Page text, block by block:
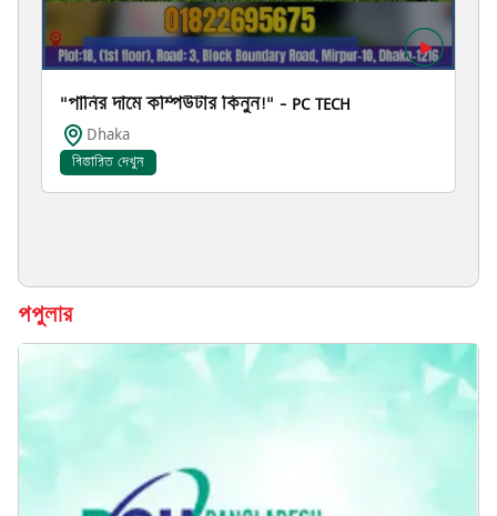
"পানির দামে কম্পিউটার কিনুন!" – PC TECH
Dhaka
বিস্তারিত দেখুন
পপুলার